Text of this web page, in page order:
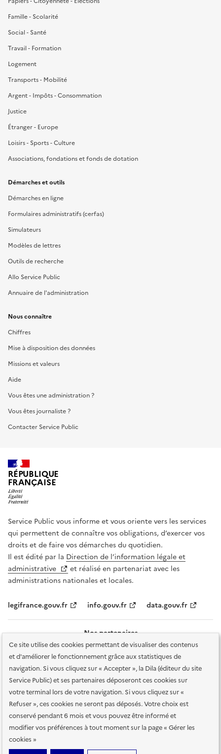
Ce site utilise des cookies permettant de visualiser des contenus
et d'améliorer le fonctionnement grâce aux statistiques de
navigation. Si vous cliquez sur « Accepter », la Dila (éditeur du site
Service Public) et ses partenaires déposeront ces cookies sur
votre terminal lors de votre navigation. Si vous cliquez sur «
Refuser », ces cookies ne seront pas déposés. Votre choix est
conservé pendant 6 mois et vous pouvez être informé et
modifier vos préférences à tout moment sur la page « Gérer les
cookies »
Famille - Scolarité
Social - Santé
Travail - Formation
Logement
Transports - Mobilité
Argent - Impôts - Consommation
Justice
Étranger - Europe
Loisirs - Sports - Culture
Associations, fondations et fonds de dotation
Démarches et outils
Démarches en ligne
Formulaires administratifs (cerfas)
Simulateurs
Modèles de lettres
Outils de recherche
Allo Service Public
Annuaire de l'administration
Nous connaître
Chiffres
Mise à disposition des données
Missions et valeurs
Aide
Vous êtes une administration ?
Vous êtes journaliste ?
Contacter Service Public
RÉPUBLIQUE
FRANÇAISE
Service Public vous informe et vous oriente vers les services
qui permettent de connaître vos obligations, d’exercer vos
droits et de faire vos démarches du quotidien.
Il est édité par la Direction de l’information légale et
administrative
et réalisé en partenariat avec les
administrations nationales et locales.
legifrance.gouv.fr info.gouv.fr data.gouv.fr
Nos partenaires
Plan du site Accessibilité : totalement conforme
Accessibilité des
services en ligne Mentions légales Données personnelles et sécurité
Conditions générales d'utilisation Gestion des cookies